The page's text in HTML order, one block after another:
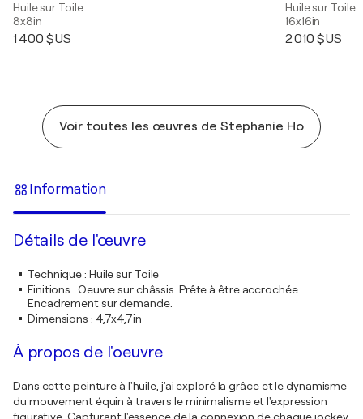
Huile sur Toile
8x8in
1 400 $US
Huile sur Toile
16x16in
2 010 $US
Voir toutes les œuvres de Stephanie Ho
Information
Détails de l'œuvre
Technique: Huile sur Toile
Finitions : Oeuvre sur châssis. Prête à être accrochée.
Encadrement sur demande.
Dimensions : 4,7x4,7in
À propos de l'oeuvre
Dans cette peinture à l'huile, j'ai exploré la grâce et le dynamisme
du mouvement équin à travers le minimalisme et l'expression